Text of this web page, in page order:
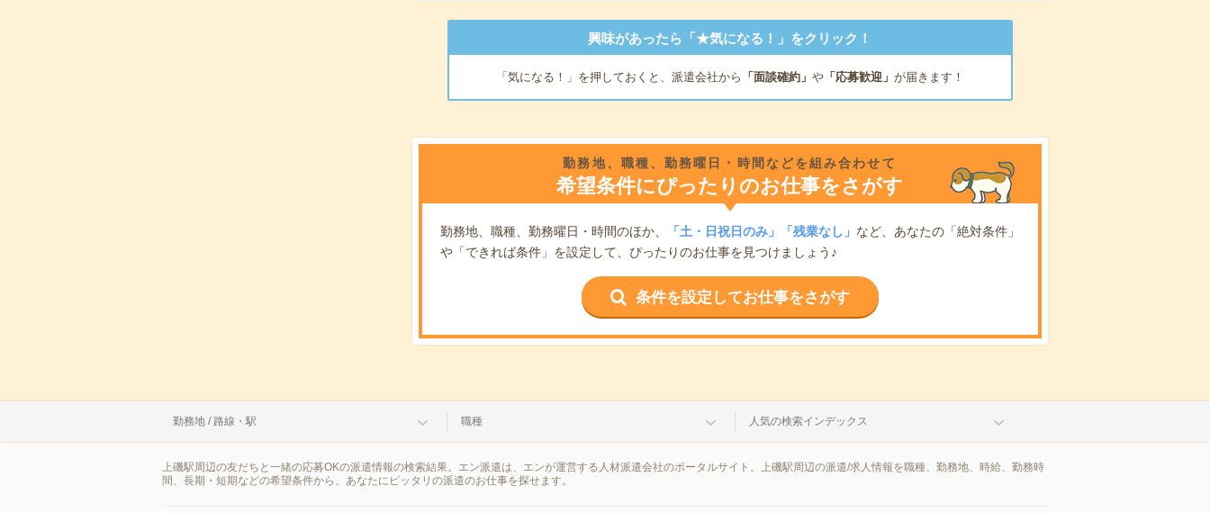
興味があったら「★気になる！」をクリック！
「気になる！」を押しておくと、派遣会社から 「面談確約」 や「応募歓迎」 が届きます！
勤務地、職種、勤務曜日・時間などを組み合わせて
希望条件にぴったりのお仕事をさがす
勤務地、職種、勤務曜日・時間のほか、 「土・日祝日のみ」「残業なし」 など、あなたの「絶対条件」
や「できれば条件」を設定して、ぴったりのお仕事を見つけましょう♪
条件を設定してお仕事をさがす
勤務地 / 路線・駅 職種 人気の検索インデックス
上磯駅周辺の友だちと一緒の応募OKの派遣情報の検索結果。エン派遣は、エンが運営する人材派遣会社のポータルサイト。上磯駅周辺の派遣/求人情報を職種、勤務地、時給、勤務時
間、長期・短期などの希望条件から、あなたにピッタリの派遣のお仕事を探せます。